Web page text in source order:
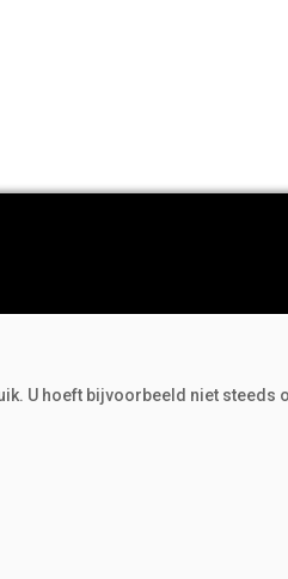
U hoeft bijvoorbeeld niet steeds